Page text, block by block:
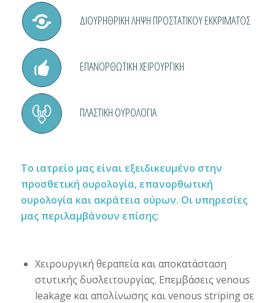
ΔΙΟΥΡΗΘΡΙΚΗ ΛΗΨΗ ΠΡΟΣΤΑΤΙΚΟΥ ΕΚΚΡΙΜΑΤΟΣ
ΕΠΑΝΟΡΘΩΤΙΚΗ ΧΕΙΡΟΥΡΓΙΚΗ
ΠΛΑΣΤΙΚΗ ΟΥΡΟΛΟΓΙΑ
Το ιατρείο μας είναι εξειδικευμένο στην
προσθετική ουρολογία, επανορθωτική
ουρολογία και ακράτεια ούρων. Οι υπηρεσίες
μας περιλαμβάνουν επίσης:
Χειρουργική θεραπεία και αποκατάσταση
στυτικής δυσλειτουργίας. Επεμβάσεις venous
leakage και απολίνωσης και venous striping σε